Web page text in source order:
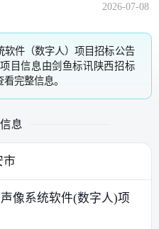
2026-07-08
软件（数字人）项目招标公告
项目信息由剑鱼标讯陕西招标
完整信息。
息
市
像系统软件(数字人)项